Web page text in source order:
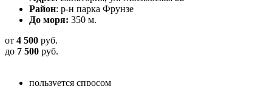
Район: р-н парка Фрунзе
До моря: 350 м.
от 4 500 руб.
до 7 500 руб.
пользуется спросом